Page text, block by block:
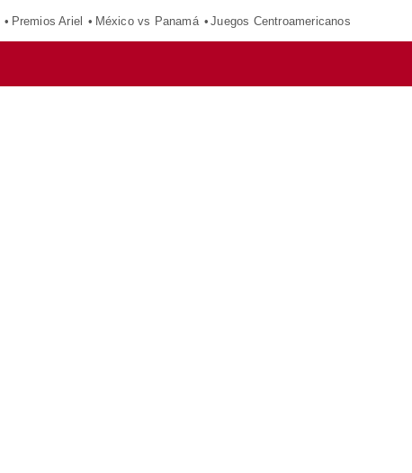
Premios Ariel México vs Panamá Juegos Centroamericanos